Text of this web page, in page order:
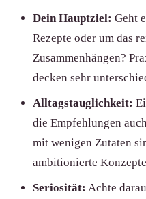
Dein Hauptziel: Geht
Rezepte oder um das
Zusammenhängen?
decken sehr
Alltagstauglichkeit:
die Empfehlungen
mit wenigen Zutaten
ambitionierte
Seriosität: Achte